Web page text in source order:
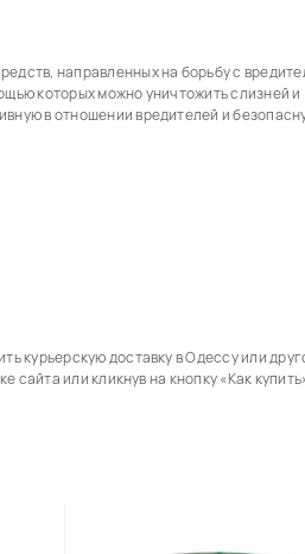
направленных на борьбу с
которых можно уничтожить слизней и
в отношении вредителей и
курьерскую доставку в Одессу или
или кликнув на кнопку «Как